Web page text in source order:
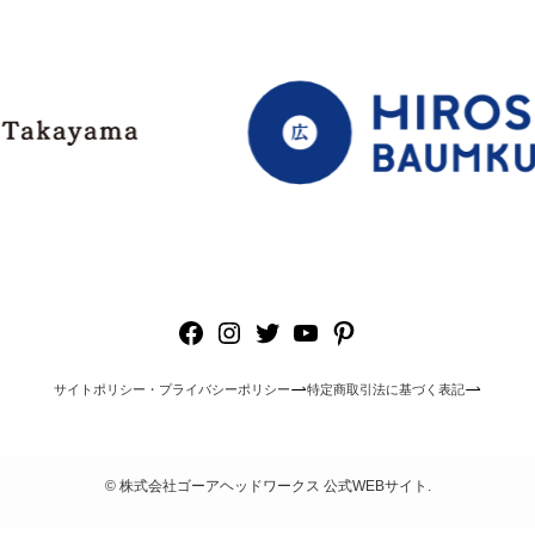
Facebook
Instagram
Twitter
YouTube
Pinterest
サイトポリシー・プライバシーポリシー 特定商取引法に基づく表記
©株式会社ゴーアヘッドワークス 公式WEBサイト.